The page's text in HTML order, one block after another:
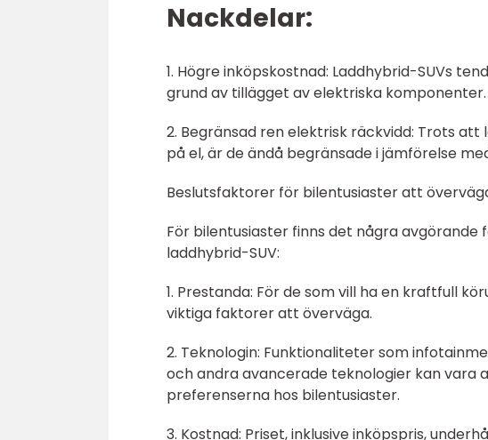
Nackdelar:
1. Högre inköpskostnad: Laddhybrid-SUVs
grund av tillägget av elektriska komponenter.
2. Begränsad ren elektrisk räckvidd: Trots
på el, är de ändå begränsade i jämförelse
Beslutsfaktorer för bilentusiaster att
För bilentusiaster finns det några
laddhybrid-SUV:
1. Prestanda: För de som vill ha en kraftfull
viktiga faktorer att överväga.
2. Teknologin: Funktionaliteter som
och andra avancerade teknologier kan
preferenserna hos bilentusiaster.
3. Kostnad: Priset, inklusive inköpspris,